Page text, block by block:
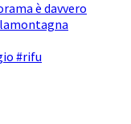
#rifu